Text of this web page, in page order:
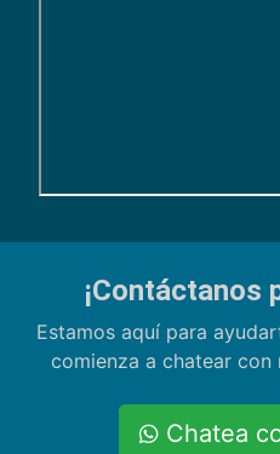
¡Contáctanos
Estamos aquí para
comienza a chatear con
Chatea